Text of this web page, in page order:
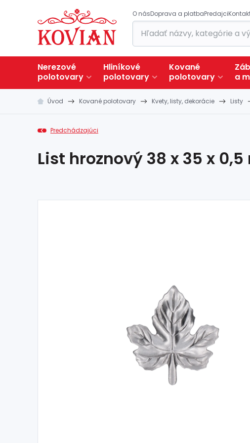
O násDoprava a platbaPredajci
Nerezové
polotovary
Hliníkové
polotovary
Kované
polotovary
a
Úvod Kované polotovary Kvety, listy, dekorácie Listy
Predchádzajúci
List hroznový 38 x 35 x